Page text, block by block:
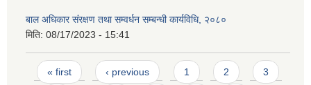
बाल अधिकार संरक्षण तथा सम्वर्धन सम्बन्धी कार्यविधि, २०८०
मिति: 08/17/2023 - 15:41
Pages
« first ‹ previous 1 2 3